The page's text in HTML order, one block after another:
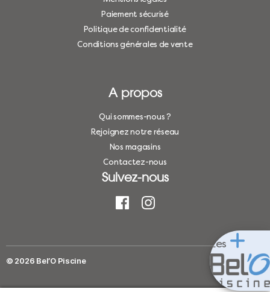
Les
Paiement sécurisé
Politique de confidentialité
Conditions générales de vente
A propos
Qui sommes-nous ?
Rejoignez notre réseau
Nos magasins
Contactez-nous
Suivez-nous
© 2026 Bel’O Piscine Haut ↑